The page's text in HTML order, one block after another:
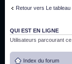
Retour vers Le tableau
QUI EST EN LIGNE
Utilisateurs parcourant
Index du forum